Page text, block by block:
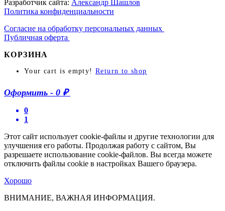
Разработчик сайта: Александр Шашлов
Политика конфиденциальности
Согласие на обработку персональных данных
Публичная оферта
КОРЗИНА
Your cart is empty! Return to shop
Оформить - 0 ₽
0
1
Этот сайт использует cookie-файлы и другие технологии для
улучшения его работы. Продолжая работу с сайтом, Вы
разрешаете использование cookie-файлов. Вы всегда можете
отключить файлы cookie в настройках Вашего браузера.
Хорошо
ВНИМАНИЕ, ВАЖНАЯ ИНФОРМАЦИЯ.